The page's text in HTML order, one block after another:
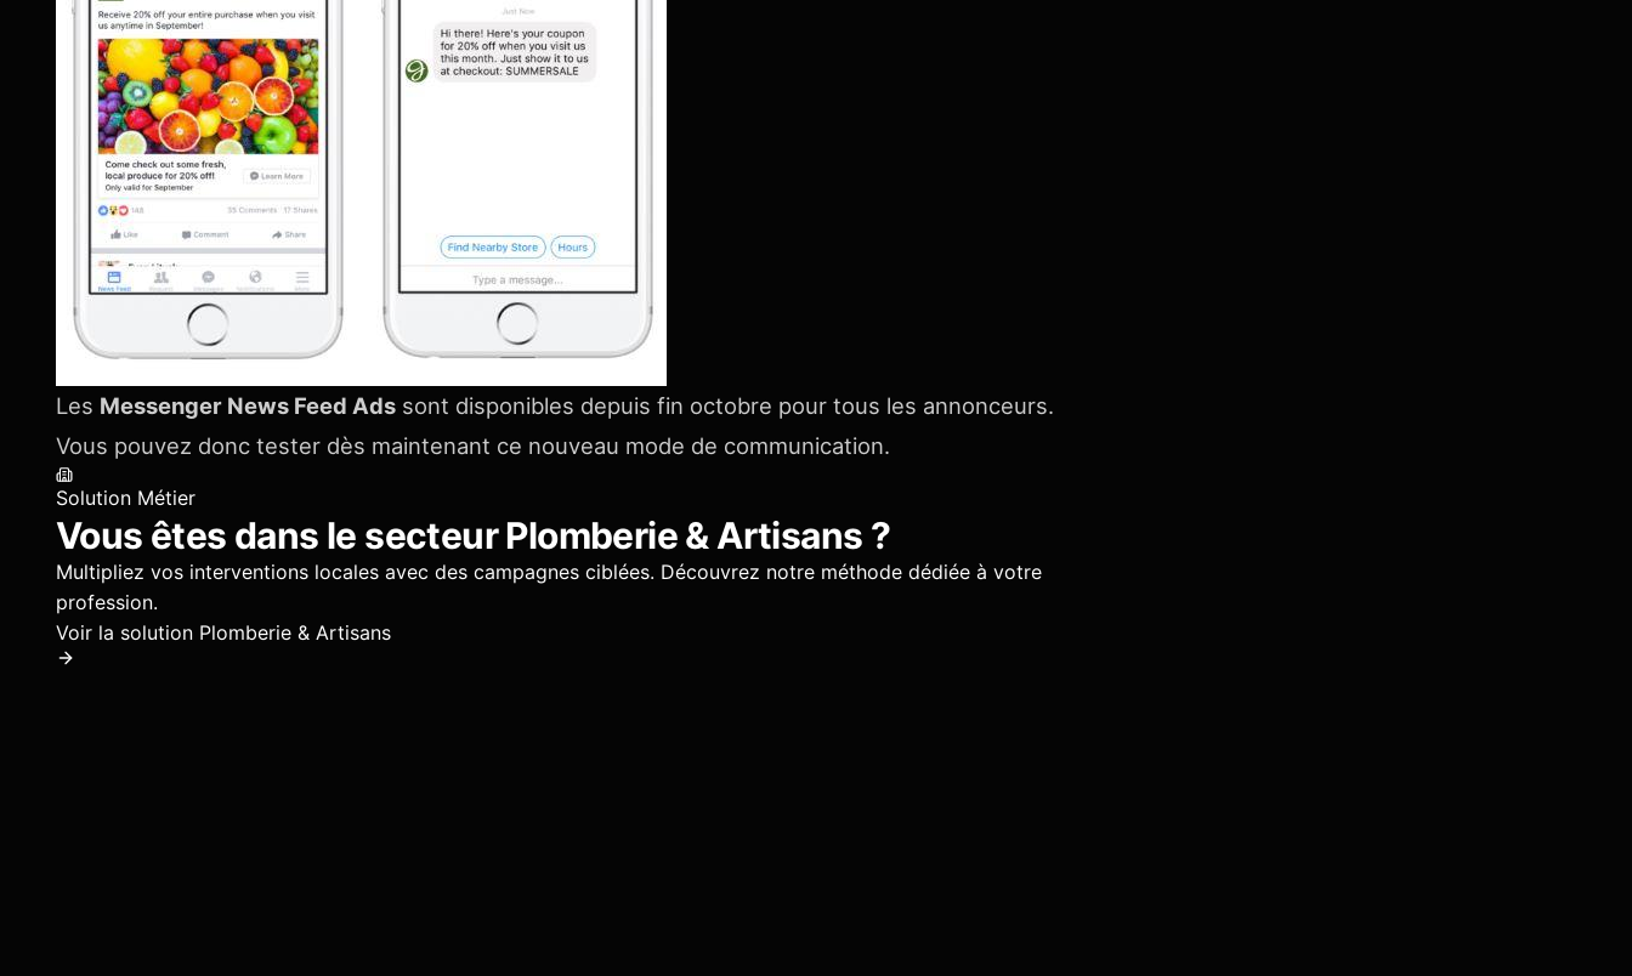
Les Messenger News Feed Ads sont disponibles depuis fin octobre pour tous les annonceurs.
Vous pouvez donc tester dès maintenant ce nouveau mode de communication.
Solution Métier
Vous êtes dans le secteurPlomberie & Artisans ?
Multipliez vos interventions locales avec des campagnes ciblées. Découvrez notre méthode dédiée à votre
profession.
Voir la solution Plomberie & Artisans